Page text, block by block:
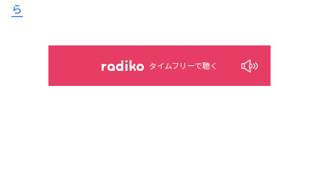
ら
タイムフリーで聴く